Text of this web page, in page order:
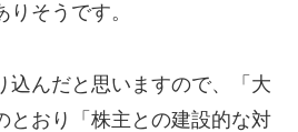
そうです。
込んだと思いますので、「大
とおり「株主との建設的な対